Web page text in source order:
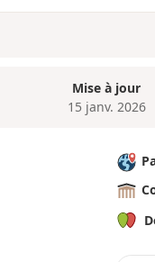
Mise à jour
15 janv. 2026